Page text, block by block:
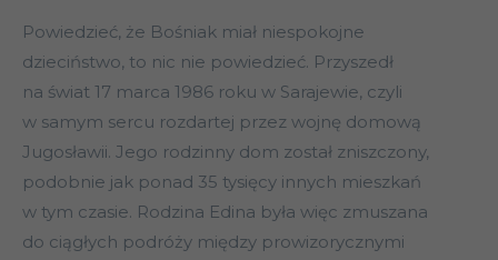
Powiedzieć, że Bośniak miał niespokojne
dzieciństwo, to nic nie powiedzieć. Przyszedł
na świat 17 marca 1986 roku w Sarajewie, czyli
w samym sercu rozdartej przez wojnę domową
Jugosławii. Jego rodzinny dom został zniszczony,
podobnie jak ponad 35 tysięcy innych mieszkań
w tym czasie. Rodzina Edina była więc zmuszana
do ciągłych podróży między prowizorycznymi